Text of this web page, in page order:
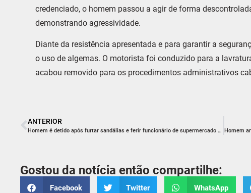
credenciado, o homem passou a agir de forma
demonstrando agressividade.
Diante da resistência apresentada e para garantir a
o uso de algemas. O motorista foi conduzido para a
acabou removido para os procedimentos administrativos
ANTERIOR
Homem é detido após furtar sandálias e ferir funcionário de supermercado no centro de Içara
Gostou da notícia então compartilhe:
Facebook Twitter WhatsApp